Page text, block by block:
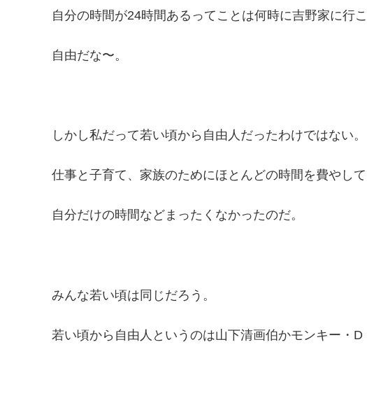
自分の時間が24時間あるってことは何時に吉野家に行
自由だな〜。
しかし私だって若い頃から自由人だったわけではない。
仕事と子育て、家族のためにほとんどの時間を費やして
自分だけの時間などまったくなかったのだ。
みんな若い頃は同じだろう。
若い頃から自由人というのは山下清画伯かモンキー・